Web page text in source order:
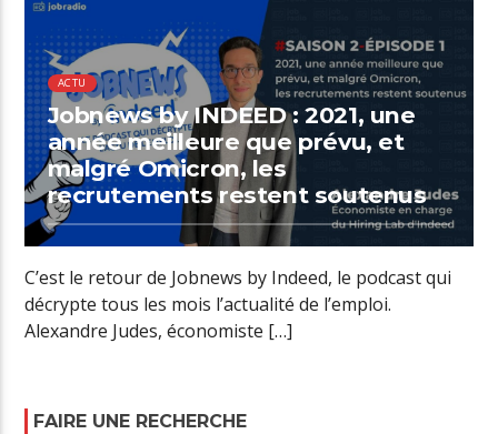
ACTU
Jobnews by INDEED : 2021, une
année meilleure que prévu, et
malgré Omicron, les
recrutements restent soutenus
C’est le retour de Jobnews by Indeed, le podcast qui
décrypte tous les mois l’actualité de l’emploi.
Alexandre Judes, économiste […]
FAIRE UNE RECHERCHE